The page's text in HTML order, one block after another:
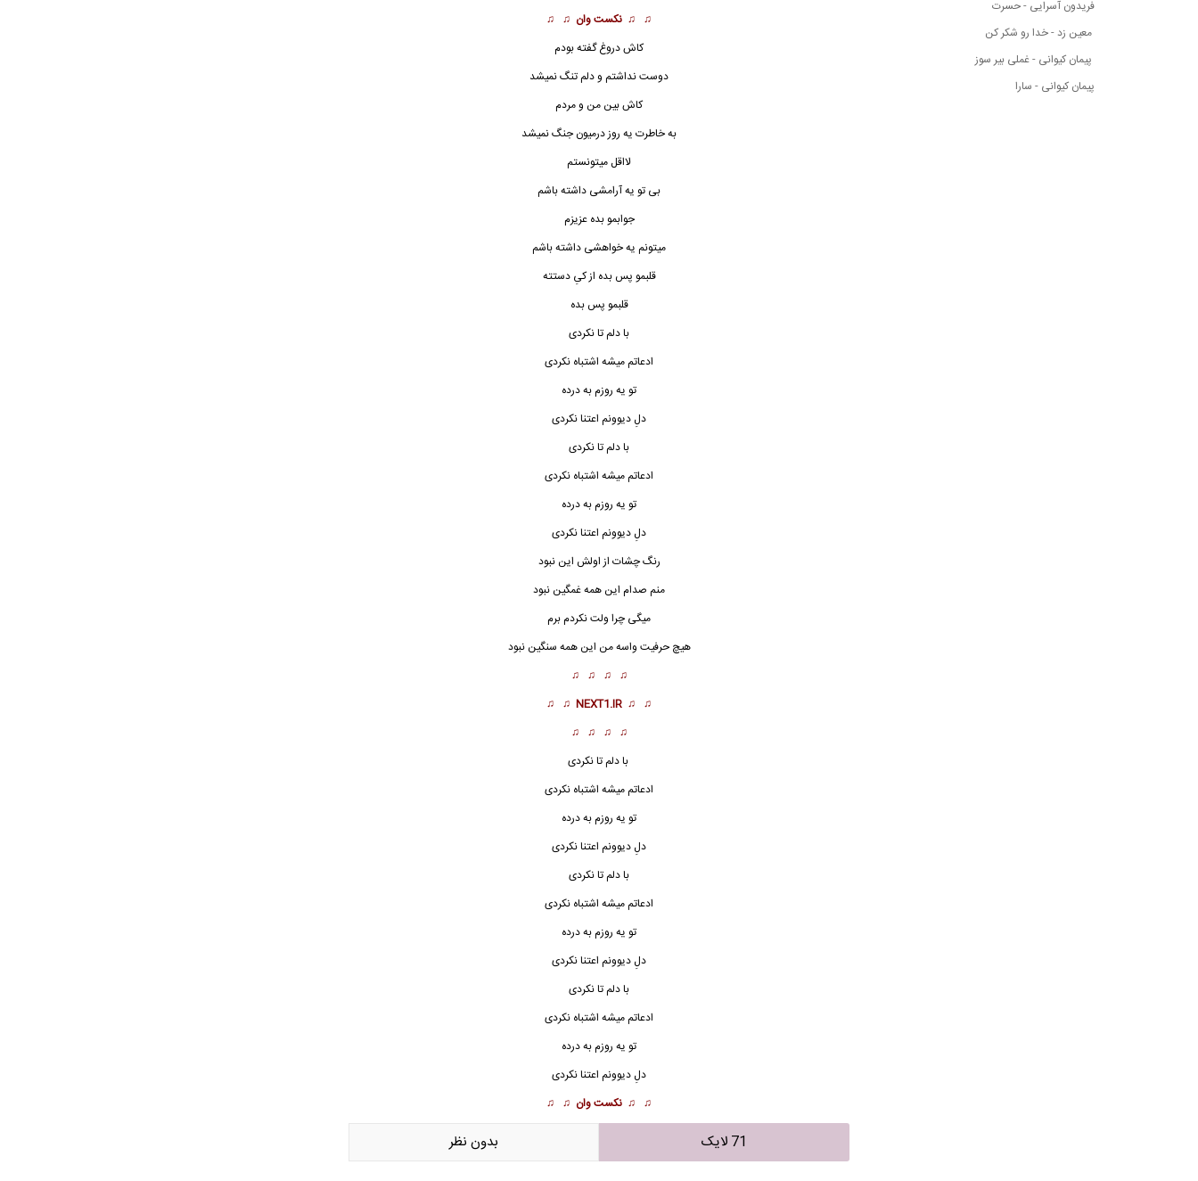
فریدون آسرایی - حسرت
معین زد - خدا رو شکر کن
پیمان کیوانی - غملی بیر سوز
پیمان کیوانی - سارا
♫ ♫ نکست وان ♫ ♫
کاشدروغگفته بودم
دوست نداشتم و دلم تنگ نمیشد
کاش بین من و مردم
به خاطرت یه روز درمیون جنگ نمیشد
لااقل میتونستم
بی تو یه آرامشی داشته باشم
جوابمو بده عزیزم
میتونم یه خواهشی داشته باشم
قلبمو پس بده از کیِ دستته
قلبمو پس بده
با دلم تا نکردی
ادعاتم میشه اشتباه نکردی
تو یه روزم به درده
دلِ دیوونم اعتنا نکردی
با دلم تا نکردی
ادعاتم میشه اشتباه نکردی
تو یه روزم به درده
دلِ دیوونم اعتنا نکردی
رنگ چشات از اولش این نبود
منم صدام این همه غمگین نبود
میگی چرا ولت نکردم برم
هیچ حرفیت واسه من این همه سنگین نبود
♫ ♫ ♫ ♫
♫ ♫
NEXT1.IR
♫ ♫
♫ ♫ ♫ ♫
با دلم تا نکردی
ادعاتم میشه اشتباه نکردی
تو یه روزم به درده
دلِ دیوونم اعتنا نکردی
با دلم تا نکردی
ادعاتم میشه اشتباه نکردی
تو یه روزم به درده
دلِ دیوونم اعتنا نکردی
با دلم تا نکردی
ادعاتم میشه اشتباه نکردی
تو یه روزم به درده
دلِ دیوونم اعتنا نکردی
♫ ♫ نکست وان ♫ ♫
71 لایک بدون نظر